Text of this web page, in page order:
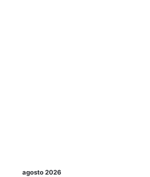
agosto 2026